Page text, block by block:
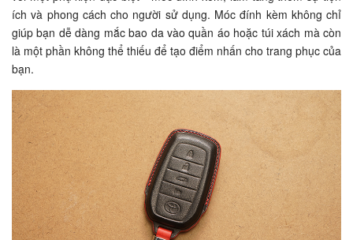
ích và phong cách cho người sử dụng. Móc đính kèm không chỉ
giúp bạn dễ dàng mắc bao da vào quần áo hoặc túi xách mà còn
là một phần không thể thiếu để tạo điểm nhấn cho trang phục của
bạn.